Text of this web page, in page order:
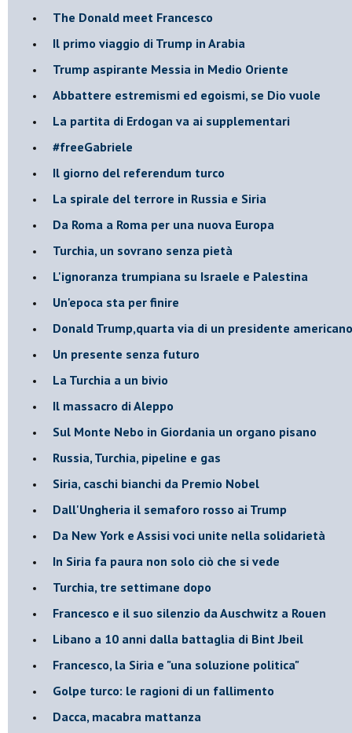
The Donald meet Francesco
Il primo viaggio di Trump in Arabia
Trump aspirante Messia in Medio Oriente
Abbattere estremismi ed egoismi, se Dio vuole
La partita di Erdogan va ai supplementari
#freeGabriele
Il giorno del referendum turco
La spirale del terrore in Russia e Siria
Da Roma a Roma per una nuova Europa
Turchia, un sovrano senza pietà
L'ignoranza trumpiana su Israele e Palestina
Un'epoca sta per finire
Donald Trump,quarta via di un presidente americano
Un presente senza futuro
La Turchia a un bivio
Il massacro di Aleppo
Sul Monte Nebo in Giordania un organo pisano
Russia, Turchia, pipeline e gas
Siria, caschi bianchi da Premio Nobel
Dall'Ungheria il semaforo rosso ai Trump
Da New York e Assisi voci unite nella solidarietà
In Siria fa paura non solo ciò che si vede
Turchia, tre settimane dopo
Francesco e il suo silenzio da Auschwitz a Rouen
Libano a 10 anni dalla battaglia di Bint Jbeil
Francesco, la Siria e "una soluzione politica"
Golpe turco: le ragioni di un fallimento
Dacca, macabra mattanza